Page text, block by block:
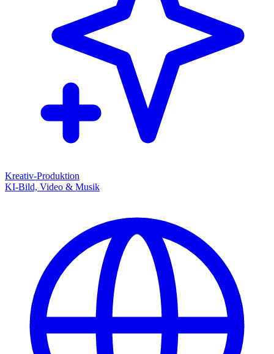
Kreativ-Produktion
KI-Bild, Video & Musik